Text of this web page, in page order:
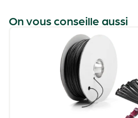
On vous conseille aussi